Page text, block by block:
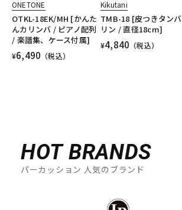
ONETONE
OTKL-18EK/MH [かんた
んカリンバ / ピアノ配列
/ 楽譜集、ケース付属]
¥6,490 （税込）
Kikutani
TMB-18 [皮つきタンバ
リン / 直径18cm]
¥4,840 （税込）
HOT BRANDS
パーカッション 人気のブランド